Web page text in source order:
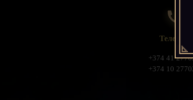
Телефон
+374 41
+374 10